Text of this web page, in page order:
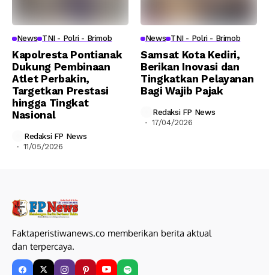
News TNI - Polri - Brimob
Kapolresta Pontianak
Dukung Pembinaan
Atlet Perbakin,
Targetkan Prestasi
hingga Tingkat
Nasional
Redaksi FP News
11/05/2026
News TNI - Polri - Brimob
Samsat Kota Kediri,
Berikan Inovasi dan
Tingkatkan Pelayanan
Bagi Wajib Pajak
Redaksi FP News
17/04/2026
Faktaperistiwanews.co memberikan berita aktual
dan terpercaya.